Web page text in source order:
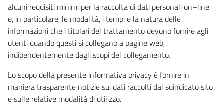
alcuni requisiti minimi per la raccolta di dati personali on–line
e, in particolare, le modalità, i tempi e la natura delle
informazioni che i titolari del trattamento devono fornire agli
utenti quando questi si collegano a pagine web,
indipendentemente dagli scopi del collegamento.
Lo scopo della presente informativa privacy è fornire in
maniera trasparente notizie sui dati raccolti dal suindicato sito
e sulle relative modalità di utilizzo.